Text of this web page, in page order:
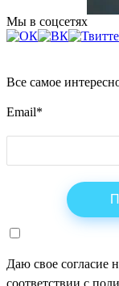
Мы в соцсетях
Все самое
Email*
Даю свое согласие
соответствии с